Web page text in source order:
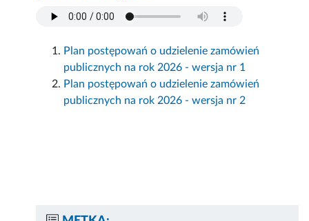
Plan postępowań o udzielenie zamówień
publicznych na rok 2026 - wersja nr 1
Plan postępowań o udzielenie zamówień
publicznych na rok 2026 - wersja nr 2